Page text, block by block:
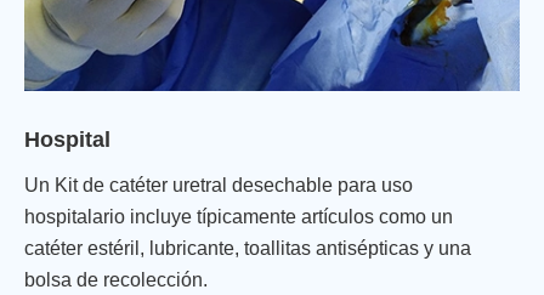
Hospital
Un Kit de catéter uretral desechable para uso
hospitalario incluye típicamente artículos como un
catéter estéril, lubricante, toallitas antisépticas y una
bolsa de recolección.